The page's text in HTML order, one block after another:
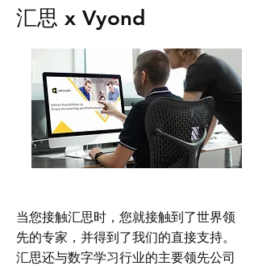
汇思 x Vyond
当您接触汇思时，您就接触到了世界领
先的专家，并得到了我们的直接支持。
汇思还与数字学习行业的主要领先公司